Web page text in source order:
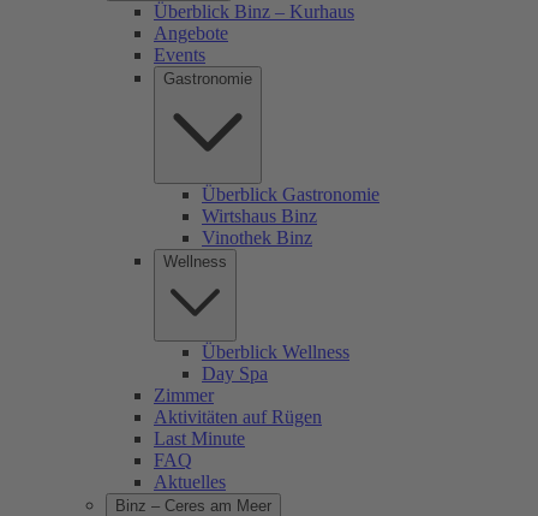
Überblick Binz – Kurhaus
Angebote
Events
Gastronomie
Überblick Gastronomie
Wirtshaus Binz
Vinothek Binz
Wellness
Überblick Wellness
Day Spa
Zimmer
Aktivitäten auf Rügen
Last Minute
FAQ
Aktuelles
Binz – Ceres am Meer